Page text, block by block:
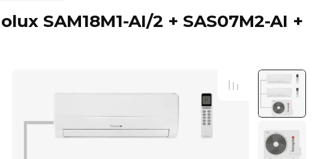
SAM18M1-AI/2 + SAS07M2-AI +